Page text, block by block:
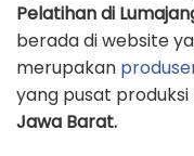
Pelatihan di
berada di website
merupakan
yang pusat
Jawa Barat.